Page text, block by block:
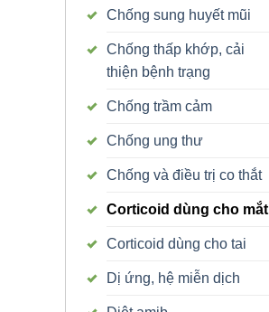
Chống sung huyết mũi
Chống thấp khớp, cải
thiện bệnh trạng
Chống trầm cảm
Chống ung thư
Chống và điều trị co thắt
Corticoid dùng cho mắt
Corticoid dùng cho tai
Dị ứng, hệ miễn dịch